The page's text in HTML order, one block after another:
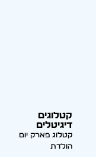
קטלוגים
דיגיטלים
קטלוג פארק יום
הולדת